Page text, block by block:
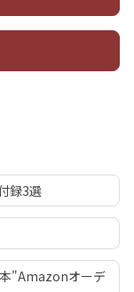
録3選
"Amazonオーデ